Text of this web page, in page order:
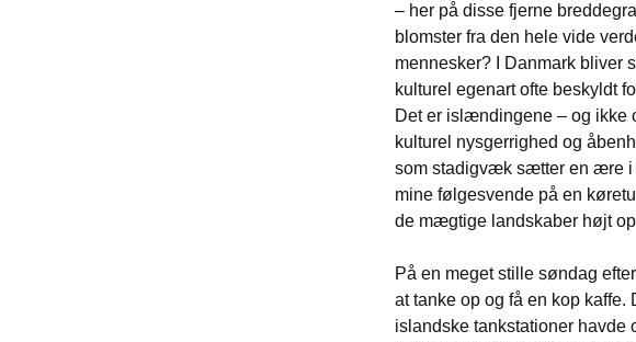
– her på disse fjerne
blomster fra den hele vide
mennesker? I Danmark bliver
kulturel egenart ofte beskyldt
Det er islændingene – og
kulturel nysgerrighed og
som stadigvæk sætter en ære i
mine følgesvende på en
de mægtige landskaber højt
På en meget stille søndag
at tanke op og få en kop
islandske tankstationer havde